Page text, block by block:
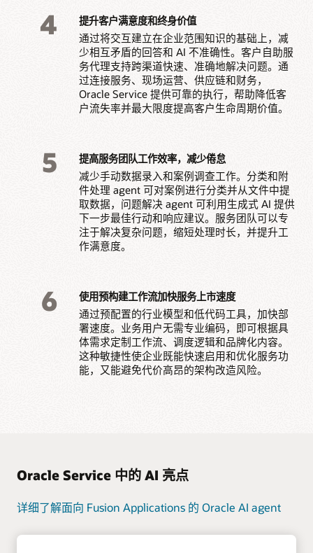
4 提升客户满意度和终身价值
通过将交互建立在企业范围知识的基础上，减
少相互矛盾的回答和 AI 不准确性。客户自助服
务代理支持跨渠道快速、准确地解决问题。通
过连接服务、现场运营、供应链和财务，
Oracle Service 提供可靠的执行，帮助降低客
户流失率并最大限度提高客户生命周期价值。
5 提高服务团队工作效率，减少倦怠
减少手动数据录入和案例调查工作。分类和附
件处理 agent 可对案例进行分类并从文件中提
取数据，问题解决 agent 可利用生成式 AI 提供
下一步最佳行动和响应建议。服务团队可以专
注于解决复杂问题，缩短处理时长，并提升工
作满意度。
6 使用预构建工作流加快服务上市速度
通过预配置的行业模型和低代码工具，加快部
署速度。业务用户无需专业编码，即可根据具
体需求定制工作流、调度逻辑和品牌化内容。
这种敏捷性使企业既能快速启用和优化服务功
能，又能避免代价高昂的架构改造风险。
Oracle Service 中的 AI 亮点
详细了解面向 Fusion Applications 的 Oracle AI agent